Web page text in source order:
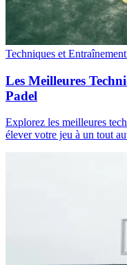
Techniques et Entraînement
Les Meilleures
Padel
Explorez les meilleures
élever votre jeu à un tout